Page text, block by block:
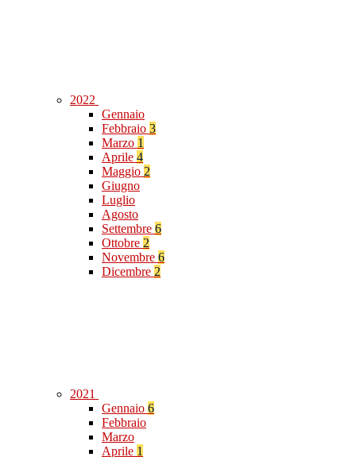
2022
Gennaio
Febbraio 3
Marzo 1
Aprile 4
Maggio 2
Giugno
Luglio
Agosto
Settembre 6
Ottobre 2
Novembre 6
Dicembre 2
2021
Gennaio 6
Febbraio
Marzo
Aprile 1